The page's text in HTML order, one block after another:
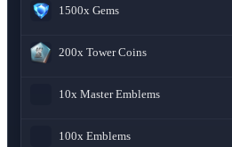
1500x Gems
200x Tower Coins
10x Master Emblems
100x Emblems